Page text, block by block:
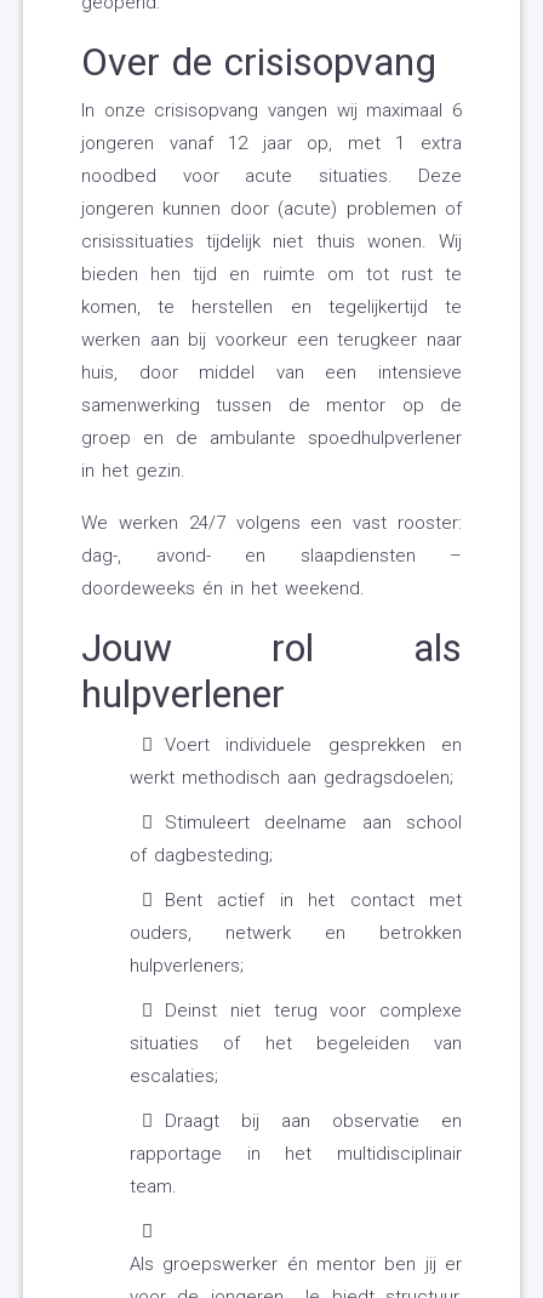
Over de crisisopvang
In onze crisisopvang vangen wij maximaal 6
jongeren vanaf 12 jaar op, met 1 extra
noodbed voor acute situaties. Deze
jongeren kunnen door (acute) problemen of
crisissituaties tijdelijk niet thuis wonen. Wij
bieden hen tijd en ruimte om tot rust te
komen, te herstellen en tegelijkertijd te
werken aan bij voorkeur een terugkeer naar
huis, door middel van een intensieve
samenwerking tussen de mentor op de
groep en de ambulante spoedhulpverlener
in het gezin.
We werken 24/7 volgens een vast rooster:
dag-, avond- en slaapdiensten –
doordeweeks én in het weekend.
Jouw rol als
hulpverlener
Voert individuele gesprekken en
werkt methodisch aan gedragsdoelen;
Stimuleert deelname aan school
of dagbesteding;
Bent actief in het contact met
ouders, netwerk en betrokken
hulpverleners;
Deinst niet terug voor complexe
situaties of het begeleiden van
escalaties;
Draagt bij aan observatie en
rapportage in het multidisciplinair
team.
Als groepswerker én mentor ben jij er